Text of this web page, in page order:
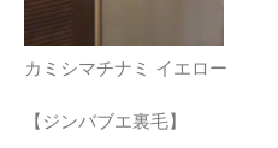
カミシマチナミ イエロー
【ジンバブエ裏毛】